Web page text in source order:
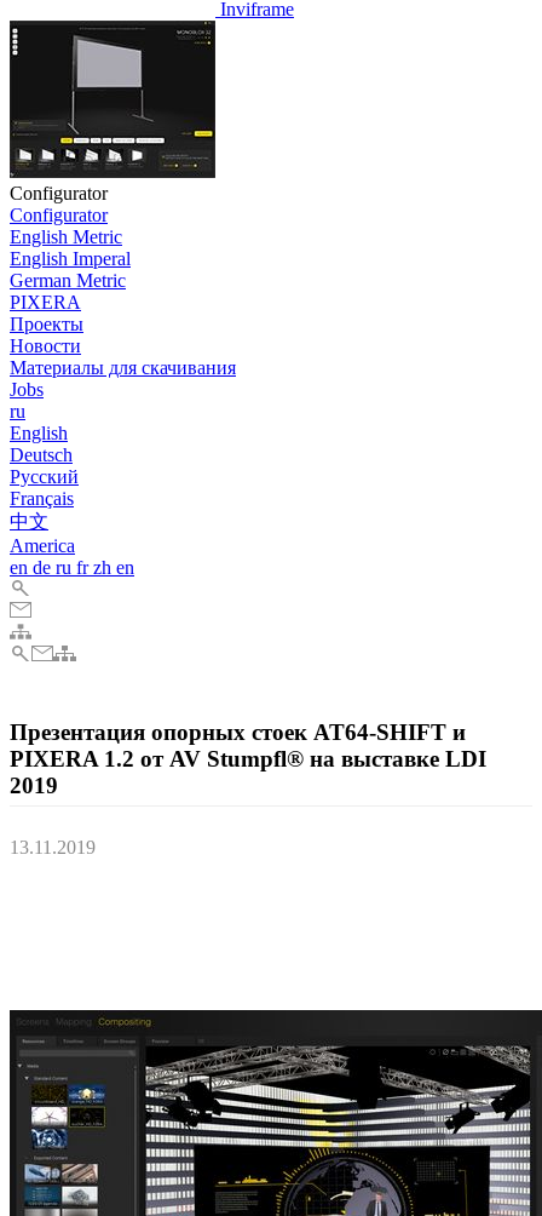
Inviframe
Configurator
Configurator
English Metric
English Imperal
German Metric
PIXERA
Проекты
Новости
Материалы для скачивания
Jobs
ru
English
Deutsch
Pусский
Français
中文
America
en de ru frzh en
Презентация опорных стоек AT64-SHIFT и
PIXERA 1.2 от AV Stumpfl® на выставке LDI
2019
13.11.2019